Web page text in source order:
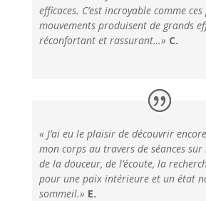
efficaces. C’est incroyable comme
mouvements produisent de grands
réconfortant et rassurant…» C.
« J’ai eu le plaisir de découvrir
mon corps au travers de séances sur
de la douceur, de l’écoute, la
pour une paix intérieure et un état
sommeil.» E.